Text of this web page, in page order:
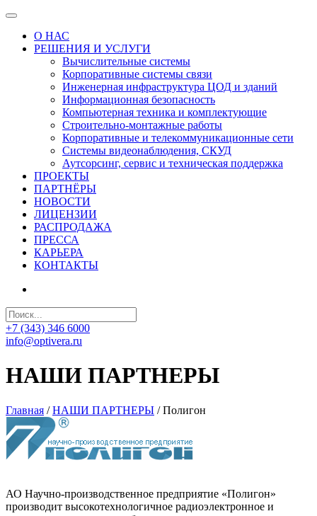
О НАС
РЕШЕНИЯ И УСЛУГИ
Вычислительные системы
Корпоративные системы связи
Инженерная инфраструктура ЦОД и зданий
Информационная безопасность
Компьютерная техника и комплектующие
Строительно-монтажные работы
Корпоративные и телекоммуникационные сети
Системы видеонаблюдения, СКУД
Аутсорсинг, сервис и техническая поддержка
ПРОЕКТЫ
ПАРТНЁРЫ
НОВОСТИ
ЛИЦЕНЗИИ
РАСПРОДАЖА
ПРЕССА
КАРЬЕРА
КОНТАКТЫ
+7 (343) 346 6000
info@optivera.ru
НАШИ ПАРТНЕРЫ
Главная / НАШИ ПАРТНЕРЫ / Полигон
АО Научно-производственное предприятие «Полигон»
производит высокотехнологичное радиоэлектронное и